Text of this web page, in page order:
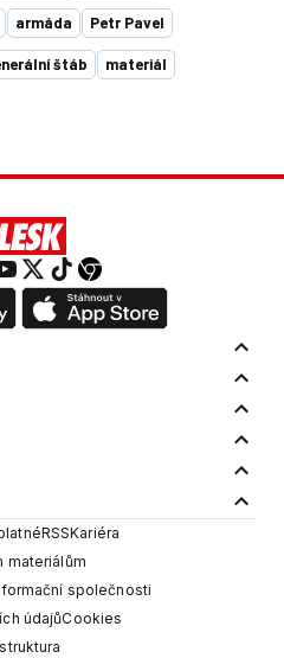
armáda Petr Pavel
štáb materiál
RSSKariéra
materiálům
společnosti
údajůCookies